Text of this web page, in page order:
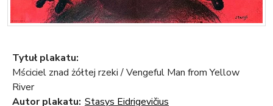
Tytuł plakatu:
Mściciel znad żółtej rzeki / Vengeful Man from Yellow
River
Autor plakatu: Stasys Eidrigevičius